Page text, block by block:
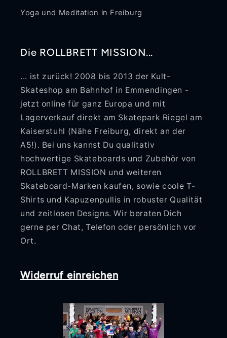
Yoga und Meditation in Freiburg
Die ROLLBRETT MISSION...
... ist zurück! 2008 bis 2013 der Kult-
Skateshop am Bahnhof in Emmendingen -
jetzt online für ganz Europa und mit
Lagerverkauf direkt am Skatepark Riegel am
Kaiserstuhl (Nähe Freiburg, direkt an der
A5!). Bei uns kannst Du qualitativ
hochwertige Skateboards und Zubehör von
ROLLBRETT MISSION und weiteren
Skateboard-Marken kaufen, sowie coole T-
Shirts und Kapuzenpullis in robuster Qualität
und zeitlosen Designs. Wir beraten Dich
gerne per Chat, Telefon oder persönlich vor
Ort.
Widerruf einreichen